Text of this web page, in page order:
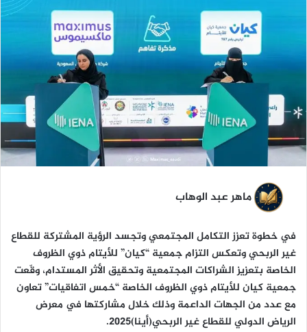
ب
ر
ي
د
ا
ل
ك
ماهر عبد الوهاب
في خطوة تعزز التكامل المجتمعي وتجسد الرؤية المشتركة للقطاع
غير الربحي وتعكس التزام جمعية “كيان” للأيتام ذوي الظروف
الخاصة بتعزيز الشراكات المجتمعية وتحقيق الأثر المستدام، وقّعت
جمعية كيان للأيتام ذوي الظروف الخاصة “خمس اتفاقيات” تعاون
مع عدد من الجهات الداعمة وذلك خلال مشاركتها في معرض
الرياض الدولي للقطاع غير الربحي(أينا)2025.